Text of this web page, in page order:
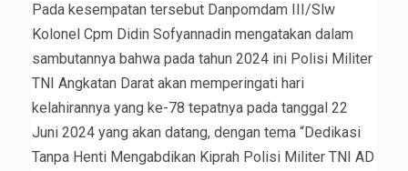
Pada kesempatan tersebut Danpomdam III/Slw
Kolonel Cpm Didin Sofyannadin mengatakan dalam
sambutannya bahwa pada tahun 2024 ini Polisi Militer
TNI Angkatan Darat akan memperingati hari
kelahirannya yang ke-78 tepatnya pada tanggal 22
Juni 2024 yang akan datang, dengan tema “Dedikasi
Tanpa Henti Mengabdikan Kiprah Polisi Militer TNI AD